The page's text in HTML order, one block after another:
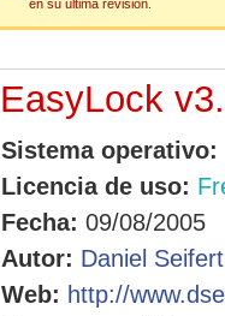
en su última revisión.
EasyLock
Sistema operativo:
Licencia de uso:
Fecha: 09/08/2005
Autor: Daniel Seifert
Web: http://